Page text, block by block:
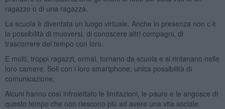
ragazzo o di una ragazza.
La scuola è diventata un luogo virtuale. Anche in presenza non c’è
la possibilità di muoversi, di conoscere altri compagni, di
trascorrere del tempo con loro.
E molti, troppi ragazzi, ormai, tornano da scuola e si rintanano nelle
loro camere. Soli con i loro smartphone, unica possibilità di
comunicazione.
Alcuni hanno così introiettato le limitazioni, le paure e le angosce di
questo tempo che non riescono più ad avere una vita sociale.